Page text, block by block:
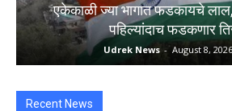
एकेकाळी ज्या भागात फडकायचे
पहिल्यांदाच फडकणार
Udrek News - August 8, 2026
Recent News